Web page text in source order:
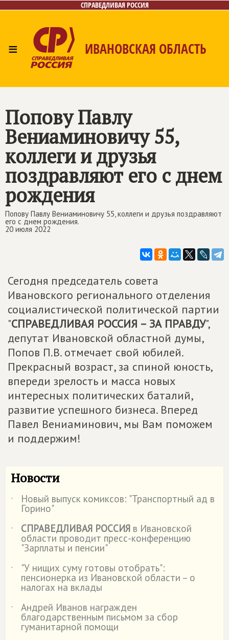
СПРАВЕДЛИВАЯ РОССИЯ
≡ ИВАНОВСКАЯ ОБЛАСТЬ
Попову Павлу
Вениаминовичу 55,
коллеги и друзья
поздравляют его с днем
рождения
Попову Павлу Вениаминовичу 55, коллеги и друзья поздравляют
его с днем рождения.
20 июля 2022
Сегодня председатель совета
Ивановского регионального отделения
социалистической политической партии
"СПРАВЕДЛИВАЯ РОССИЯ – ЗА ПРАВДУ",
депутат Ивановской областной думы,
Попов П.В. отмечает свой юбилей.
Прекрасный возраст, за спиной юность,
впереди зрелость и масса новых
интересных политических баталий,
развитие успешного бизнеса. Вперед
Павел Вениаминович, мы Вам поможем
и поддержим!
Новости
˙ Новый выпуск комиксов: "Транспортный ад в
Горино"
˙
СПРАВЕДЛИВАЯ РОССИЯ в Ивановской
области проводит пресс-конференцию
"Зарплаты и пенсии"
˙
"У нищих суму готовы отобрать":
пенсионерка из Ивановской области – о
налогах на вклады
˙
Андрей Иванов награжден
благодарственным письмом за сбор
гуманитарной помощи